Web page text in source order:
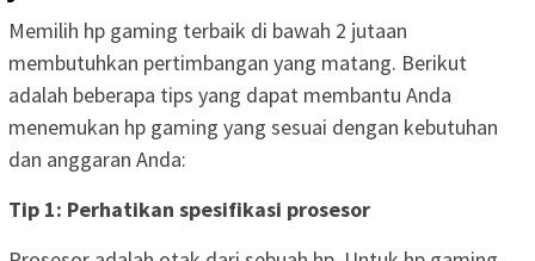
Memilih hp gaming terbaik di bawah 2 jutaan
membutuhkan pertimbangan yang matang. Berikut
adalah beberapa tips yang dapat membantu Anda
menemukan hp gaming yang sesuai dengan kebutuhan
dan anggaran Anda:
Tip 1: Perhatikan spesifikasi prosesor